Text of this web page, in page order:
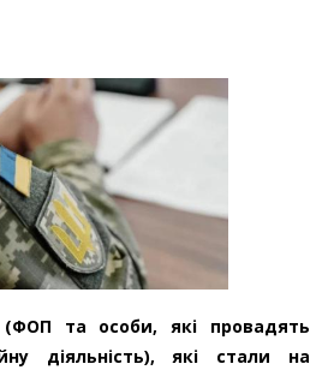
(ФОП та особи, які провадять
діяльність), які стали на